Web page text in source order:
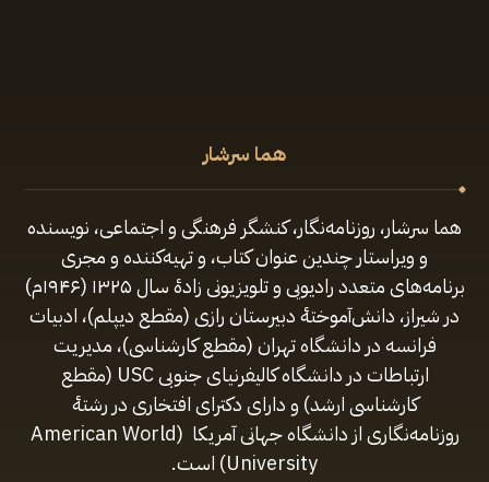
هما سرشار
هما سرشار، روزنامه‌نگار، کنشگر فرهنگی و اجتماعی، نویسنده
و ویراستار چندین عنوان کتاب، و تهیه‌کننده و مجری
برنامه‌های متعدد رادیویی و تلویزیونی زادهٔ سال ۱۳۲۵ (۱۹۴۶م)
در شیراز، دانش‌آموختهٔ دبیرستان رازی (مقطع‌ دیپلم)، ادبیات
فرانسه در دانشگاه تهران (مقطع کارشناسی)، مدیریت
ارتباطات در دانشگاه کالیفرنیای جنوبی USC (مقطع
کارشناسی ارشد) و دارای دکترای افتخاری در رشتهٔ
روزنامه‌نگاری از دانشگاه جهانی آمریکا (American World
University) است.